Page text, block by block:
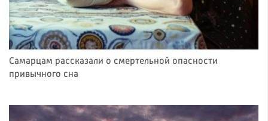
Самарцам рассказали о смертельной опасности
привычного сна